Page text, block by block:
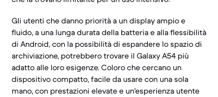
Gli utenti che danno priorità a un display ampio e
fluido, a una lunga durata della batteria e alla flessibilità
di Android, con la possibilità di espandere lo spazio di
archiviazione, potrebbero trovare il Galaxy A54 più
adatto alle loro esigenze. Coloro che cercano un
dispositivo compatto, facile da usare con una sola
mano, con prestazioni elevate e un'esperienza utente